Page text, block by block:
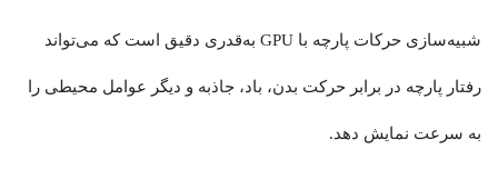
شبیه‌سازی حرکات پارچه با GPU به‌قدری دقیق است که می‌تواند
رفتار پارچه در برابر حرکت بدن، باد، جاذبه و دیگر عوامل محیطی را
به سرعت نمایش دهد.